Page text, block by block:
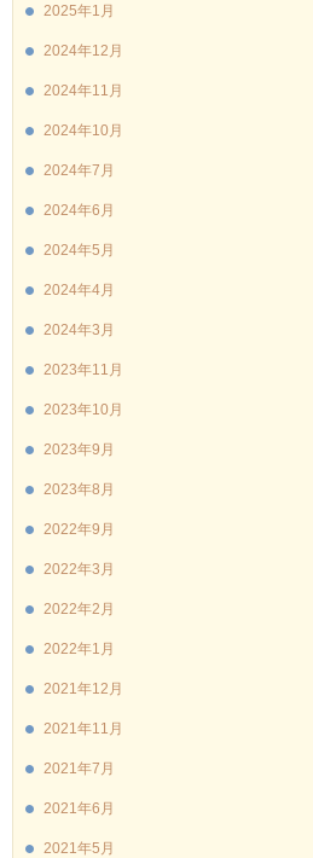
2025年1月
2024年12月
2024年11月
2024年10月
2024年7月
2024年6月
2024年5月
2024年4月
2024年3月
2023年11月
2023年10月
2023年9月
2023年8月
2022年9月
2022年3月
2022年2月
2022年1月
2021年12月
2021年11月
2021年7月
2021年6月
2021年5月